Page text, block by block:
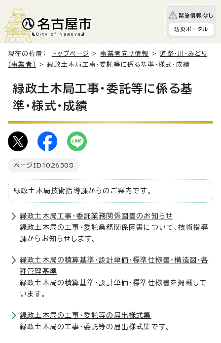
緊急情報なし
防災ポータル
現在の位置： トップページ >事業者向け情報 >道路・川・みどり
（事業者）
> 緑政土木局工事・委託等に係る基準・様式・成績
緑政土木局工事・委託等に係る基
準・様式・成績
ページID 1026308
緑政土木局技術指導課からのご案内です。
緑政土木局工事・委託業務関係図書のお知らせ
緑政土木局の工事・委託業務関係図書について、技術指導
課からお知らせします。
緑政土木局の積算基準・設計単価・標準仕様書・構造図・各
種管理基準
緑政土木局の積算基準・設計単価・標準仕様書を掲載して
います。
緑政土木局の工事・委託等の届出様式集
緑政土木局の工事・委託等の届出様式集です。